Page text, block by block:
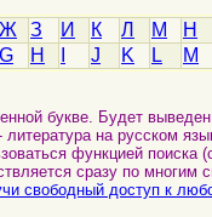
Ж З И К Л М
Н
G H J K L M
букве. Будет
литература на русском
функцией поиска
сразу по многим
свободный доступ к